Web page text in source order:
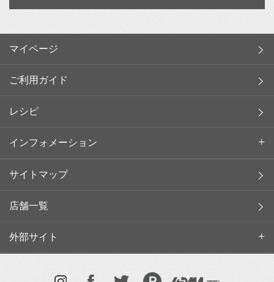
マイページ
ご利用ガイド
レシピ
インフォメーション
サイトマップ
店舗一覧
外部サイト